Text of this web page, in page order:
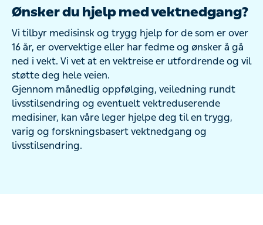
Ønsker du hjelp med vektnedgang?
Vi tilbyr medisinsk og trygg hjelp for de som er over
16 år, er overvektige eller har fedme og ønsker å gå
ned i vekt. Vi vet at en vektreise er utfordrende og vil
støtte deg hele veien.
Gjennom månedlig oppfølging, veiledning rundt
livsstilsendring og eventuelt vektreduserende
medisiner, kan våre leger hjelpe deg til en trygg,
varig og forskningsbasert vektnedgang og
livsstilsendring.